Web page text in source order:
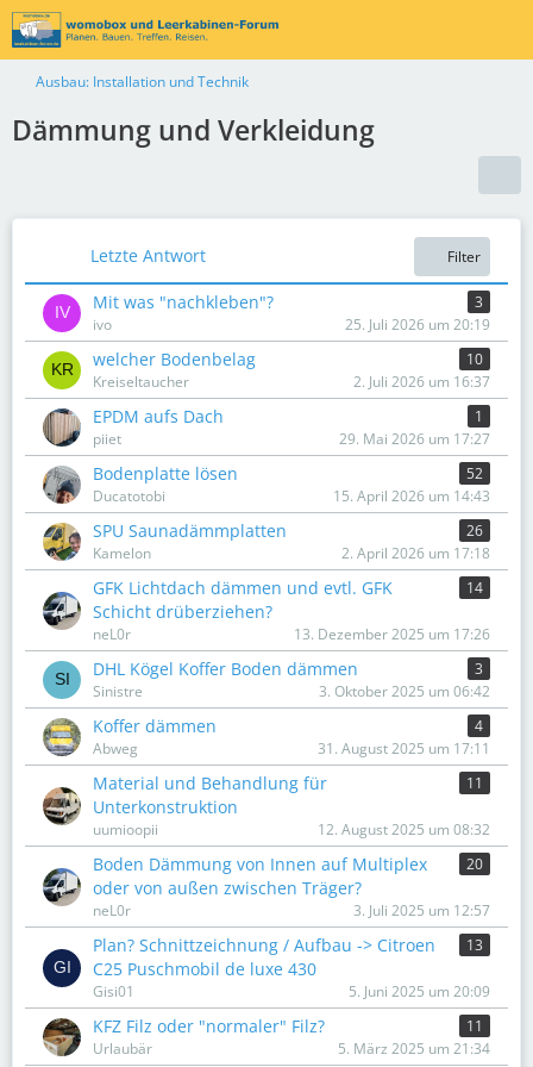
Ausbau: Installation und Technik
Dämmung und Verkleidung
Letzte Antwort Filter
Mit was "nachkleben"?
3
ivo
25. Juli 2026 um 20:19
welcher Bodenbelag
10
Kreiseltaucher
2. Juli 2026 um 16:37
EPDM aufs Dach
1
piiet
29. Mai 2026 um 17:27
Bodenplatte lösen
52
Ducatotobi
15. April 2026 um 14:43
SPU Saunadämmplatten
26
Kamelon
2. April 2026 um 17:18
GFK Lichtdach dämmen und evtl. GFK
Schicht drüberziehen?
14
neL0r 13. Dezember 2025 um 17:26
DHL Kögel Koffer Boden dämmen
3
Sinistre
3. Oktober 2025 um 06:42
Koffer dämmen
4
Abweg
31. August 2025 um 17:11
Material und Behandlung für
Unterkonstruktion
11
uumioopii 12. August 2025 um 08:32
Boden Dämmung von Innen auf Multiplex
oder von außen zwischen Träger?
20
neL0r 3. Juli 2025 um 12:57
Plan? Schnittzeichnung / Aufbau -> Citroen
C25 Puschmobil de luxe 430
13
Gisi01 5. Juni 2025 um 20:09
KFZ Filz oder "normaler" Filz?
11
Urlaubär
5. März 2025 um 21:34